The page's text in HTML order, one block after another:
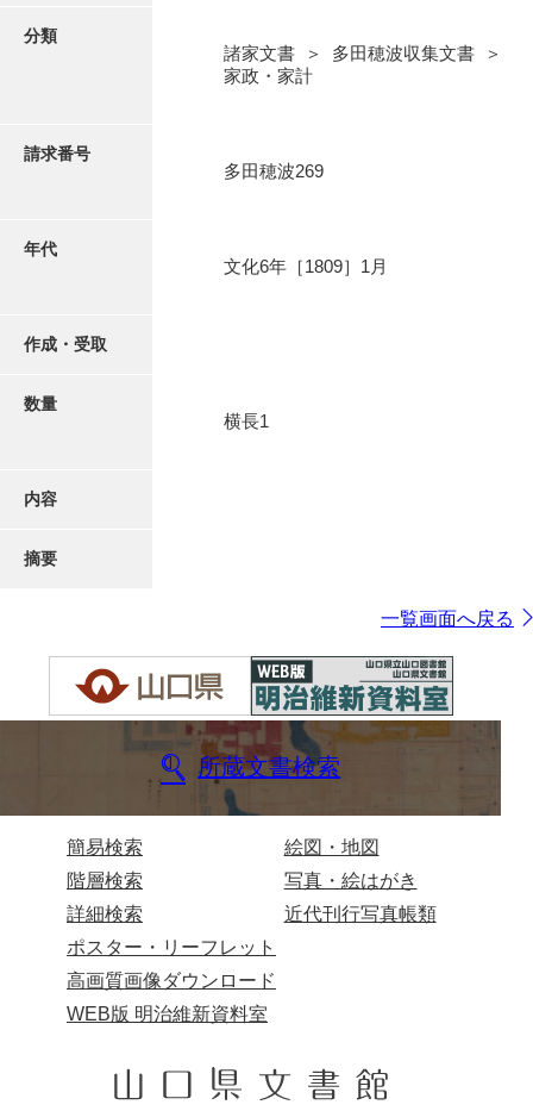
写真・絵はがき
分類
諸家文書 ＞ 多田穂波収集文書 ＞
家政・家計
請求番号
多田穂波269
年代
文化6年［1809］1月
作成・受取
数量
横長1
内容
摘要
一覧画面へ戻る
所蔵文書検索
簡易検索
階層検索
詳細検索
絵図・地図
写真・絵はがき
近代刊行写真帳類
ポスター・リーフレット
高画質画像ダウンロード
WEB版 明治維新資料室